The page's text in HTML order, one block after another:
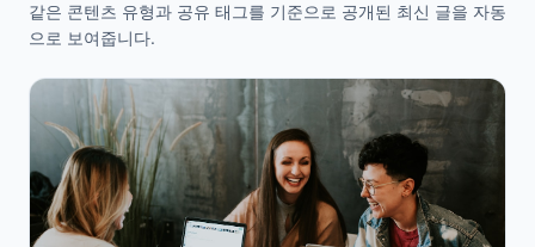
같은 콘텐츠 유형과 공유 태그를 기준으로 공개된 최신 글을 자동
으로 보여줍니다.